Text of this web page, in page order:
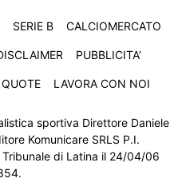
SERIE B CALCIOMERCATO
PUBBLICITA’
LAVORA CON NOI
sportiva Direttore Daniele
Komunicare SRLS P.I.
di Latina il 24/04/06